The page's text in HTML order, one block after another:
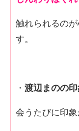
触れられるの
す。
・ 渡辺まのの印
会うたびに印象